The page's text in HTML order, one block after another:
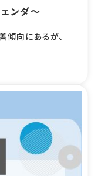
ンダ～
向にあるが、